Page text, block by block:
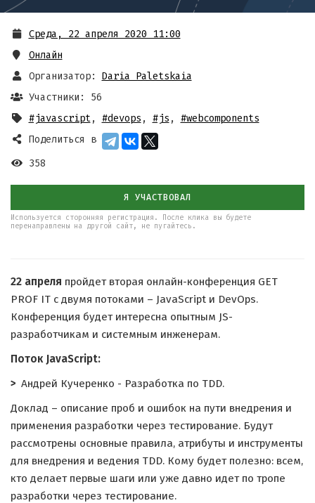
Среда, 22 апреля 2020 11:00
Онлайн
Организатор:
Daria Paletskaia
Участники: 56
#javascript, #devops , #js , #webcomponents
Поделиться в
358
Я УЧАСТВОВАЛ
Используется сторонняя регистрация. После клика вы будете
перенаправлены на другой сайт, не пугайтесь.
22 апреля пройдет вторая онлайн-конференция GET
PROF IT с двумя потоками – JavaScript и DevOps.
Конференция будет интересна опытным JS-
разработчикам и системным инженерам.
Поток JavaScript:
Андрей Кучеренко - Разработка по TDD.
Доклад – описание проб и ошибок на пути внедрения и
применения разработки через тестирование. Будут
рассмотрены основные правила, атрибуты и инструменты
для внедрения и ведения TDD. Кому будет полезно: всем,
кто делает первые шаги или уже давно идет по тропе
разработки через тестирование.